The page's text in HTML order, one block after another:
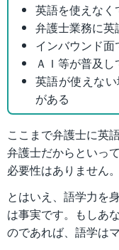
英語を使えなく
弁護士業務に英
インバウンド
ＡＩ等が普及
英語が使えな
がある
ここまで弁護士に英
弁護士だからといっ
必要性はありません。
とはいえ、語学力を
は事実です。もしあ
のであれば、語学は